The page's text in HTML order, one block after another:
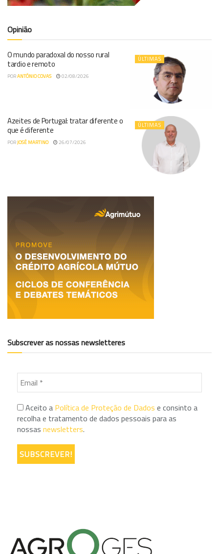
Opinião
ÚLTIMAS
O mundo paradoxal do nosso rural
tardio e remoto
PORANTÓNIO COVAS 02/08/2026
ÚLTIMAS
Azeites de Portugal: tratar diferente o
que é diferente
PORJOSÉ MARTINO 26/07/2026
Subscrever as nossas newsletteres
Aceito a Política de Proteção de Dados e consinto a
recolha e tratamento de dados pessoais para as
nossas newsletters.